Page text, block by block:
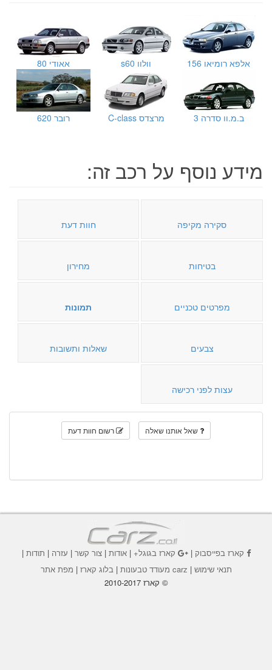
אלפא רומיאו 156 וולוו s60 אאודי 80
ב.מ.וו סדרה 3 מרצדס C-class רובר 620
מידע נוסף על רכב זה:
סקירה מקיפה חוות דעת
בטיחות מחירון
מפרטים טכניים תמונות
צבעים שאלות ותשובות
עצות לפני רכישה
שאל אותנו שאלה רשום חוות דעת
קארז בפייסבוק| קארז בגוגל+|אודות |צור קשר | עזרה | תודות |
תנאי שימוש | carz מעודד טבעונות |בלוג קארז | מפת אתר
© קארז 2010-2017